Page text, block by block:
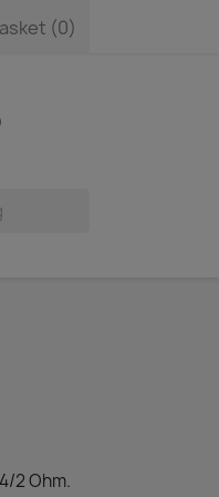
(0)
2 Ohm.